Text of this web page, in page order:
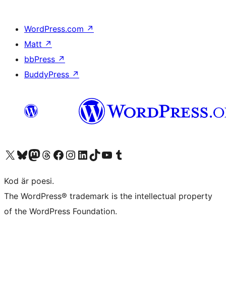
WordPress.com ↗
Matt ↗
bbPress ↗
BuddyPress ↗
Besök vår X-konto (f.d. Twitter)
Besök vårt Bluesky-konto
Besök vårt Mastodon-konto
Besök vårt Thread-konto
Besök vår Facebook-sidaBesök vårt Instagram-konto
Besök vårt LinkedIn-konto
Besök vårt TikTok-konto
Besök vår YouTube-kanalBesök vårt Tumblr-konto
Kod är poesi.
The WordPress® trademark is the intellectual property
of the WordPress Foundation.